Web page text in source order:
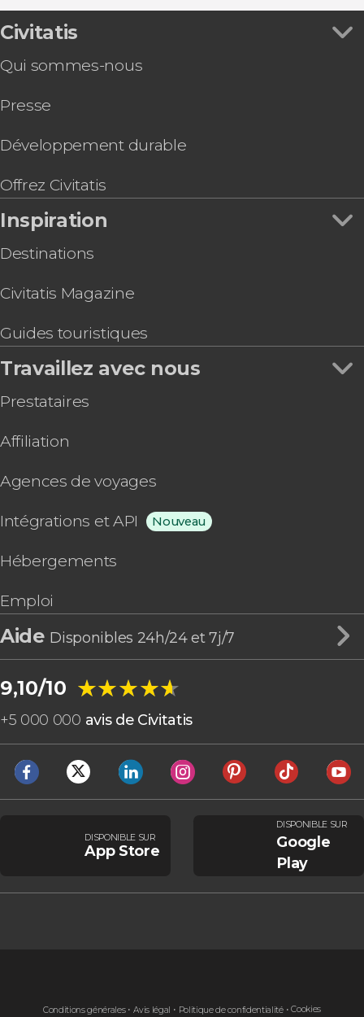
Civitatis
Qui sommes-nous
Presse
Développement durable
Offrez Civitatis
Inspiration
Destinations
Civitatis Magazine
Guides touristiques
Travaillez avec nous
Prestataires
Affiliation
Agences de voyages
Intégrations et API Nouveau
Hébergements
Emploi
Aide Disponibles 24h/24 et 7j/7
9,10/10 ★★★★★
★★★★★
+5 000 000 avis de Civitatis
DISPONIBLE SUR
App Store
DISPONIBLE SUR
Google
Play
Conditions générales Avis légal Politique de confidentialité Cookies